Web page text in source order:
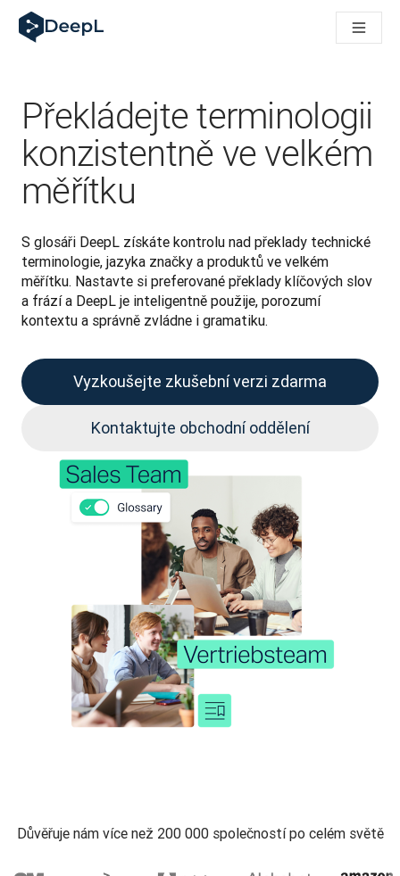
DeepL pro agenty s AI
Translation Flow pro překlad v DeepL: Nové pracovní
Rozluštění důvěry v jazykovou AI pro podniky. Rozhovor se
Jak vyvíjíme systém posouzení kvality překladu pro DeepL
Od kvalitního překladu po platformu pro hlasový překlad
Building an instantly accessible voice demo with DeepL
Překládejte terminologii
konzistentně ve velkém
měřítku
S glosáři DeepL získáte kontrolu nad překlady technické
terminologie, jazyka značky a produktů ve velkém
měřítku. Nastavte si preferované překlady klíčových slov
a frází a DeepL je inteligentně použije, porozumí
kontextu a správně zvládne i gramatiku.
Vyzkoušejte zkušební verzi zdarma
Kontaktujte obchodní oddělení
Důvěřuje nám více než 200 000 společností po celém světě